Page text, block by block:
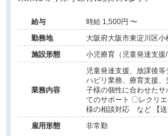
給与
時給 1,500円 〜
勤務地
大阪府大阪市東淀川区
103号
施設形態 小児療育（児童発達支援
業務内容
児童発達支援、放課後
ハビリ業務、療育支援
子様の個性に合わせた
てのサポート 〇レクリ
様の相談対応 など 【送
雇用形態
非常勤